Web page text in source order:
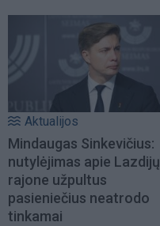
Aktualijos
Mindaugas Sinkevičius:
nutylėjimas apie Lazdijų
rajone užpultus
pasieniečius neatrodo
tinkamai